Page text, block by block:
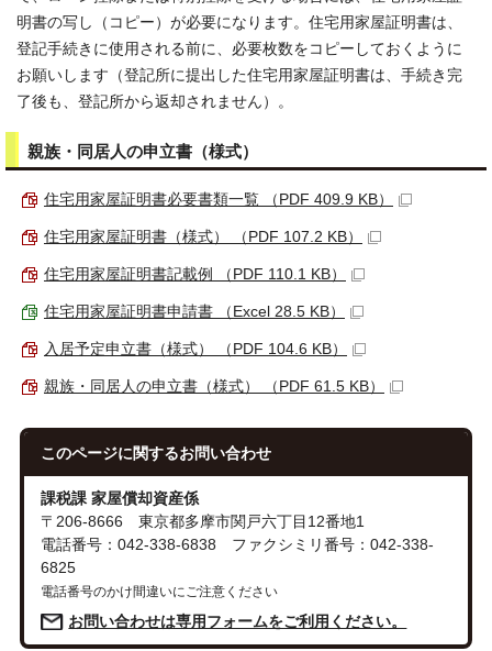
明書の写し（コピー）が必要になります。住宅用家屋証明書は、
登記手続きに使用される前に、必要枚数をコピーしておくように
お願いします（登記所に提出した住宅用家屋証明書は、手続き完
了後も、登記所から返却されません）。
親族・同居人の申立書（様式）
住宅用家屋証明書必要書類一覧 （PDF 409.9 KB）
住宅用家屋証明書（様式） （PDF 107.2 KB）
住宅用家屋証明書記載例 （PDF 110.1 KB）
住宅用家屋証明書申請書 （Excel 28.5 KB）
入居予定申立書（様式） （PDF 104.6 KB）
親族・同居人の申立書（様式） （PDF 61.5 KB）
このページに関するお問い合わせ
課税課 家屋償却資産係
〒206-8666 東京都多摩市関戸六丁目12番地1
電話番号：042-338-6838 ファクシミリ番号：042-338-
6825
電話番号のかけ間違いにご注意ください
お問い合わせは専用フォームをご利用ください。